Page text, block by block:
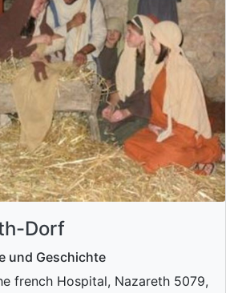
Dorf
und Geschichte
french Hospital, Nazareth 5079,